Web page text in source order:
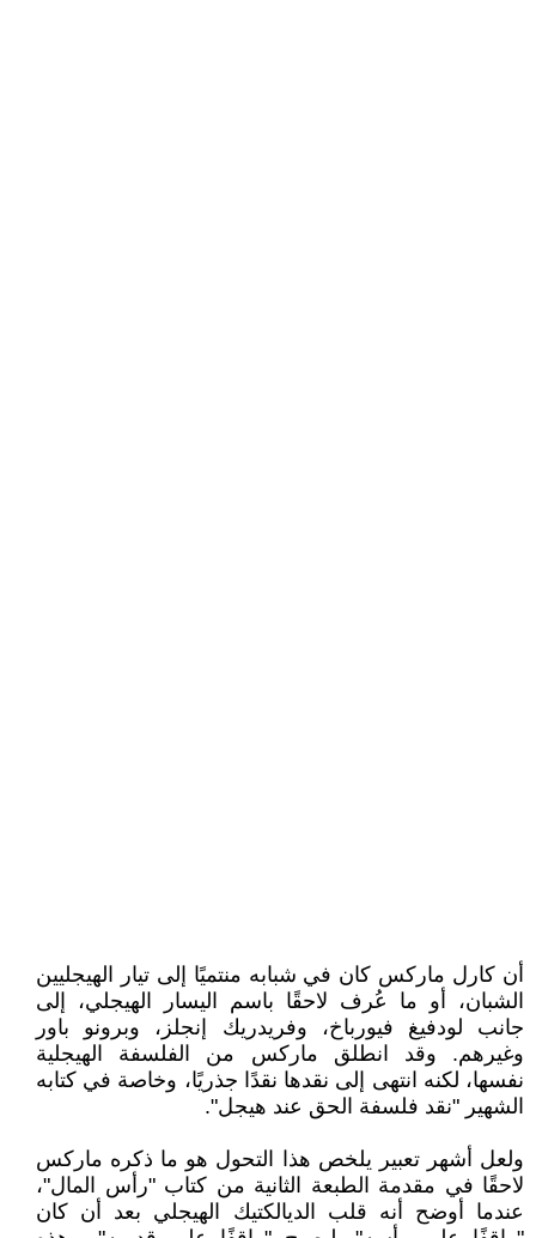
أن كارل ماركس كان في شبابه منتميًا إلى تيار الهيجليين
الشبان، أو ما عُرف لاحقًا باسم اليسار الهيجلي، إلى
جانب لودفيغ فيورباخ، وفريدريك إنجلز، وبرونو باور
وغيرهم. وقد انطلق ماركس من الفلسفة الهيجلية
نفسها، لكنه انتهى إلى نقدها نقدًا جذريًا، وخاصة في كتابه
الشهير "نقد فلسفة الحق عند هيجل".
ولعل أشهر تعبير يلخص هذا التحول هو ما ذكره ماركس
لاحقًا في مقدمة الطبعة الثانية من كتاب "رأس المال"،
عندما أوضح أنه قلب الديالكتيك الهيجلي بعد أن كان